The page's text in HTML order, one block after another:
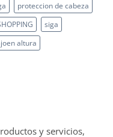
proteccion de cabeza
siga
altura
y servicios,